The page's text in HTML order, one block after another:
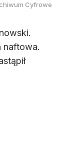
Cyfrowe
naftowa.